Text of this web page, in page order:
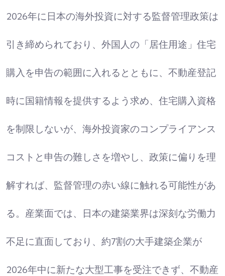
2026年に日本の海外投資に対する監督管理政策は
引き締められており、外国人の「居住用途」住宅
購入を申告の範囲に入れるとともに、不動産登記
時に国籍情報を提供するよう求め、住宅購入資格
を制限しないが、海外投資家のコンプライアンス
コストと申告の難しさを増やし、政策に偏りを理
解すれば、監督管理の赤い線に触れる可能性があ
る。産業面では、日本の建築業界は深刻な労働力
不足に直面しており、約7割の大手建築企業が
2026年中に新たな大型工事を受注できず、不動産